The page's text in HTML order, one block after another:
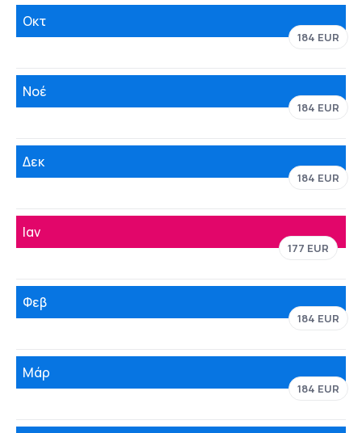
Οκτ
184 EUR
Νοέ
184 EUR
Δεκ
184 EUR
Ιαν
177 EUR
Φεβ
184 EUR
Μάρ
184 EUR